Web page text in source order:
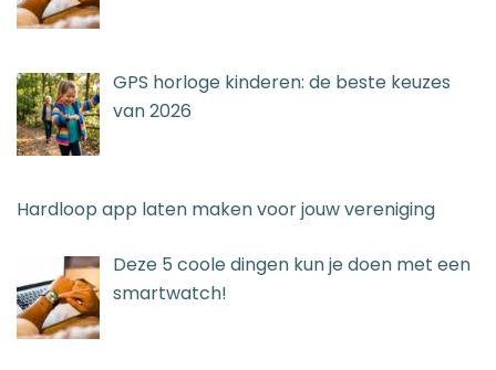
GPS horloge kinderen: de beste keuzes
van 2026
Hardloop app laten maken voor jouw vereniging
Deze 5 coole dingen kun je doen met een
smartwatch!